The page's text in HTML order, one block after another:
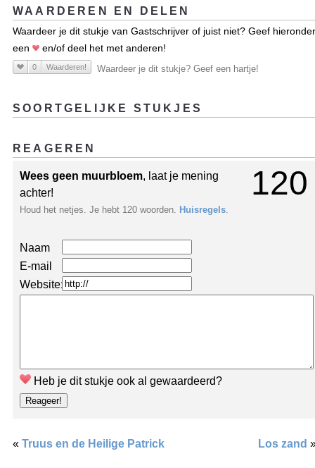
WAARDEREN EN DELEN
Waardeer je dit stukje van Gastschrijver of juist niet? Geef hieronder
een
en/of deel het met anderen!
0 Waarderen! Waardeer je dit stukje? Geef een hartje!
SOORTGELIJKE STUKJES
REAGEREN
120
Wees geen muurbloem, laat je mening
achter!
Houd het netjes. Je hebt 120 woorden. Huisregels
Naam
E-mail
Website:
Heb je dit stukje ook al gewaardeerd?
« Truus en de Heilige Patrick Los zand